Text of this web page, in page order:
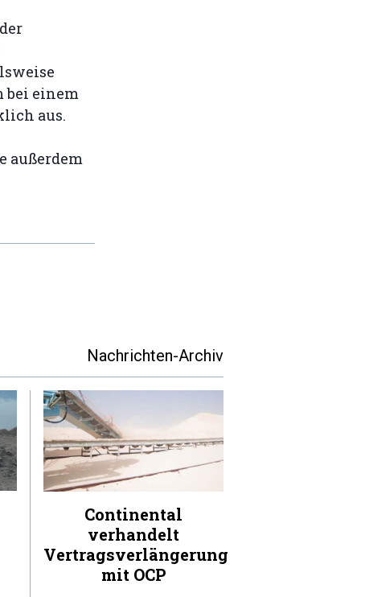
bei einem
aus.
außerdem
Nachrichten-Archiv
Continental
verhandelt
Vertragsverlängerung
mit OCP